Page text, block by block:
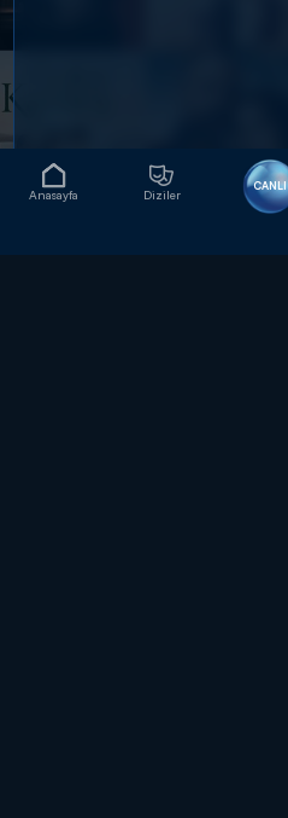
Anasayfa Diziler
CANLI